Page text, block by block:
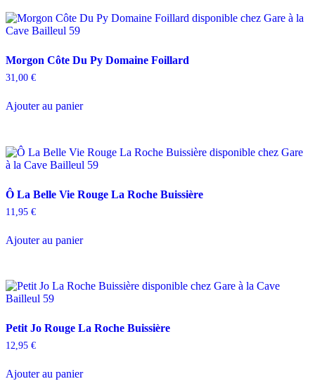
Morgon Côte Du Py Domaine Foillard
31,00 €
Ajouter au panier
Ô La Belle Vie Rouge La Roche Buissière
11,95 €
Ajouter au panier
Petit Jo Rouge La Roche Buissière
12,95 €
Ajouter au panier